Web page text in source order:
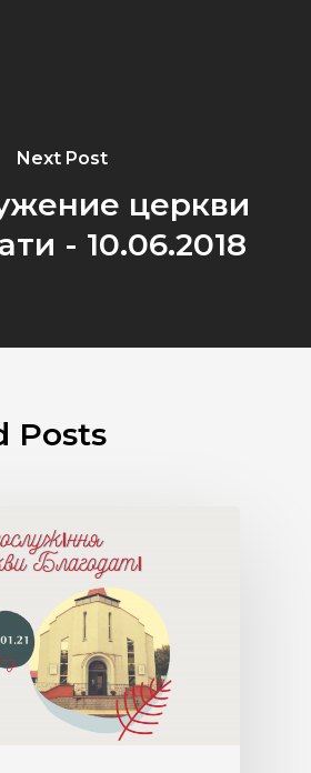
Next Post
церкви
- 10.06.2018
Posts